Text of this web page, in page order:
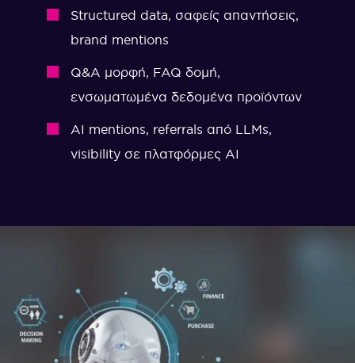
Structured data, σαφείς απαντήσεις,
brand mentions
Q&A μορφή, FAQ δομή,
ενσωματωμένα δεδομένα προϊόντων
AI mentions, referrals από LLMs,
visibility σε πλατφόρμες AI